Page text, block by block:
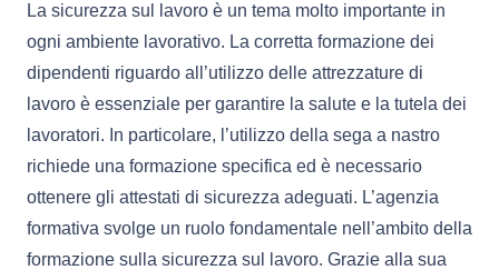
La sicurezza sul lavoro è un tema molto importante in
ogni ambiente lavorativo. La corretta formazione dei
dipendenti riguardo all’utilizzo delle attrezzature di
lavoro è essenziale per garantire la salute e la tutela dei
lavoratori. In particolare, l’utilizzo della sega a nastro
richiede una formazione specifica ed è necessario
ottenere gli attestati di sicurezza adeguati. L’agenzia
formativa svolge un ruolo fondamentale nell’ambito della
formazione sulla sicurezza sul lavoro. Grazie alla sua